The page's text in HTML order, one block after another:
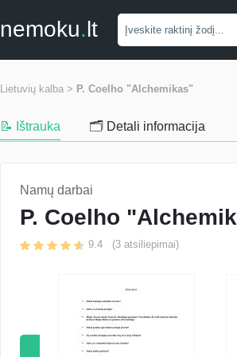
nemoku.lt
Lietuvių kalba > P. Coelho "Alchemikas"
📝 Ištrauka 🗂️ Detali informacija
Namų darbai
P. Coelho
9.4 (3 atsiliepimai)